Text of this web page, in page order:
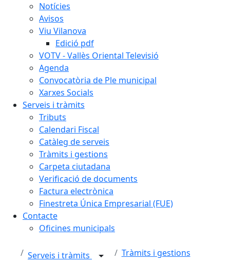
Notícies
Avisos
Viu Vilanova
Edició pdf
VOTV - Vallès Oriental Televisió
Agenda
Convocatòria de Ple municipal
Xarxes Socials
Serveis i tràmits
Tributs
Calendari Fiscal
Catàleg de serveis
Tràmits i gestions
Carpeta ciutadana
Verificació de documents
Factura electrònica
Finestreta Única Empresarial (FUE)
Contacte
Oficines municipals
Serveis i tràmits Tràmits i gestions